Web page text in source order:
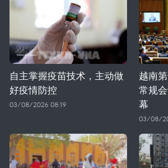
自主掌握疫苗技术，主动做
好疫情防控
03/08/2026 08:19
越南
常规
幕
03/08/